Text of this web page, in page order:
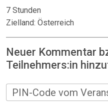
7 Stunden
Zielland: Österreich
Neuer Kommentar
Teilnehmers:in